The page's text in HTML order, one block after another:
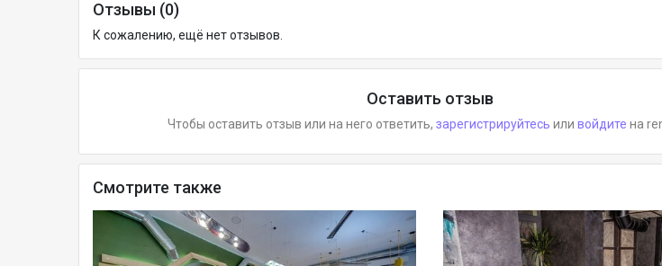
Отзывы (0)
К сожалению, ещё нет отзывов.
Оставить отзыв
Чтобы оставить отзыв или на него ответить, зарегистрируйтесь или войдите на
Смотрите также